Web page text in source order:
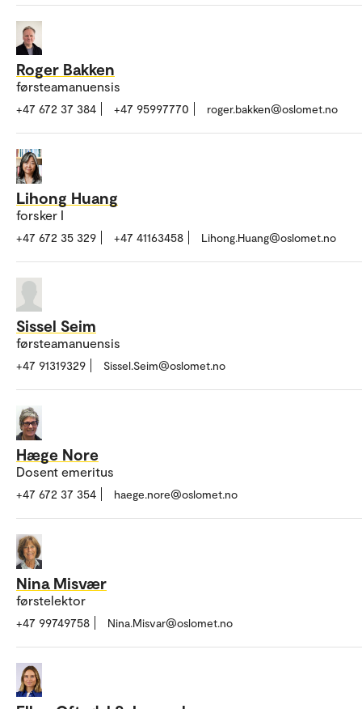
Roger Bakken
førsteamanuensis
+47 672 37 384 +47 95997770 roger.bakken@oslomet.no
Lihong Huang
forsker I
+47 672 35 329 +47 41163458 Lihong.Huang@oslomet.no
Sissel Seim
førsteamanuensis
+47 91319329 Sissel.Seim@oslomet.no
Hæge Nore
Dosent emeritus
+47 672 37 354 haege.nore@oslomet.no
Nina Misvær
førstelektor
+47 99749758 Nina.Misvar@oslomet.no